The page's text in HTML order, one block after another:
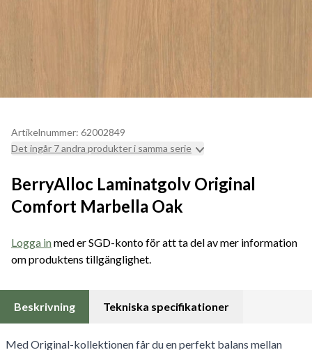
Artikelnummer: 62002849
Det ingår 7 andra produkter i samma serie
BerryAlloc Laminatgolv Original
Comfort Marbella Oak
Logga inmed er SGD-konto för att ta del av mer information
om produktens tillgänglighet.
Beskrivning Tekniska specifikationer
Med Original-kollektionen får du en perfekt balans mellan